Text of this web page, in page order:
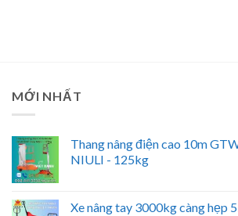
MỚI NHẤT
Thang nâng điện cao 10m
NIULI - 125kg
Xe nâng tay 3000kg càng hẹp